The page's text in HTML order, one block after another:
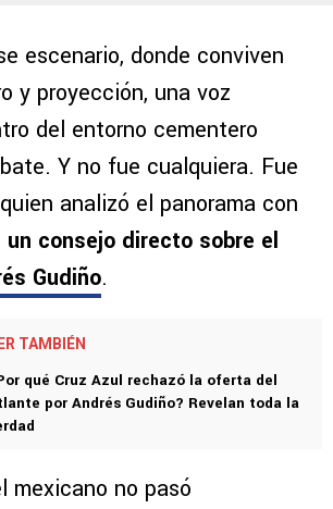
escenario, donde conviven
y proyección, una voz
del entorno cementero
Y no fue cualquiera. Fue
analizó el panorama con
un consejo directo sobre el
Gudiño.
TAMBIÉN
qué Cruz Azul rechazó la oferta del
por Andrés Gudiño? Revelan toda la
mexicano no pasó